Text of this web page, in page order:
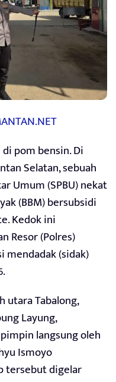
pom bensin. Di
Selatan, sebuah
Umum (SPBU) nekat
(BBM) bersubsidi
Kedok ini
Resor (Polres)
mendadak (sidak)
utara Tabalong,
Layung,
langsung oleh
Ismoyo
tersebut digelar